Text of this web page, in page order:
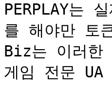
PERPLAY는
를 해야만 토
Biz는 이러한
게임 전문 UA